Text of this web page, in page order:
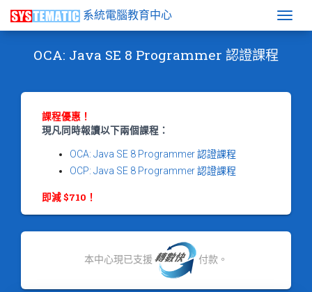
系統電腦教育中心
OCA: Java SE 8 Programmer 認證課程
課程優惠！
現凡同時報讀以下兩個課程：
OCA: Java SE 8 Programmer 認證課程
OCP: Java SE 8 Programmer 認證課程
即減 $710！
本中心現已支援 付款。